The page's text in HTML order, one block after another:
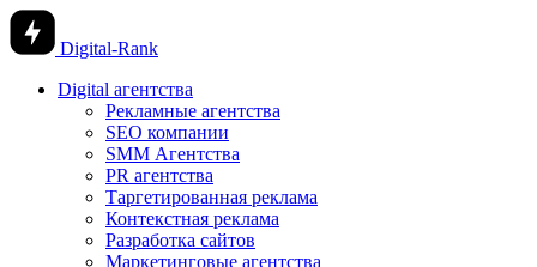
Digital-Rank
Digital агентства
Рекламные агентства
SEO компании
SMM Агентства
PR агентства
Таргетированная реклама
Контекстная реклама
Разработка сайтов
Маркетинговые агентства